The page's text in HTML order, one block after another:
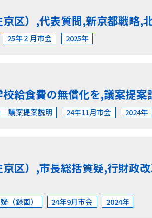
区）,代表質問,新京都戦略,
25年２月市会 2025年
給食費の無償化を,議案提案
議案提案説明 24年11月市会 2024年
区）,市長総括質疑,行財政
（録画） 24年9月市会 2024年